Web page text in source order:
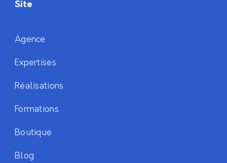
Site
Agence
Expertises
Réalisations
Formations
Boutique
Blog